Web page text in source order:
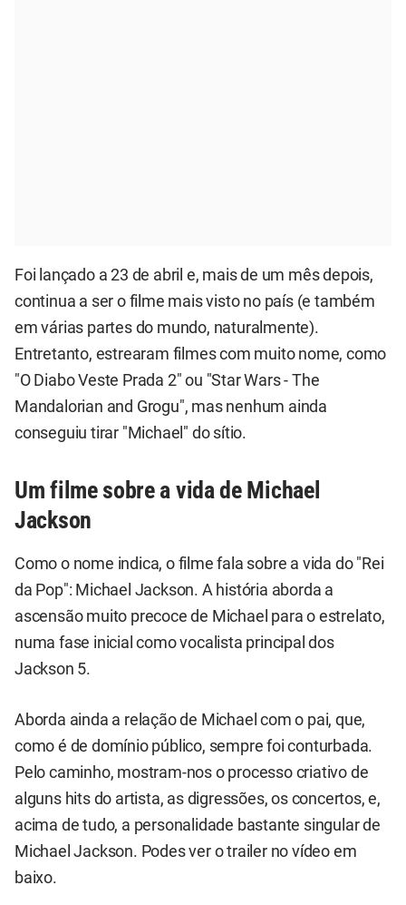
Foi lançado a 23 de abril e, mais de um mês depois,
continua a ser o filme mais visto no país (e também
em várias partes do mundo, naturalmente).
Entretanto, estrearam filmes com muito nome, como
"O Diabo Veste Prada 2" ou "Star Wars - The
Mandalorian and Grogu", mas nenhum ainda
conseguiu tirar "Michael" do sítio.
Um filme sobre a vida de Michael
Jackson
Como o nome indica, o filme fala sobre a vida do "Rei
da Pop": Michael Jackson. A história aborda a
ascensão muito precoce de Michael para o estrelato,
numa fase inicial como vocalista principal dos
Jackson 5.
Aborda ainda a relação de Michael com o pai, que,
como é de domínio público, sempre foi conturbada.
Pelo caminho, mostram-nos o processo criativo de
alguns hits do artista, as digressões, os concertos, e,
acima de tudo, a personalidade bastante singular de
Michael Jackson. Podes ver o trailer no vídeo em
baixo.